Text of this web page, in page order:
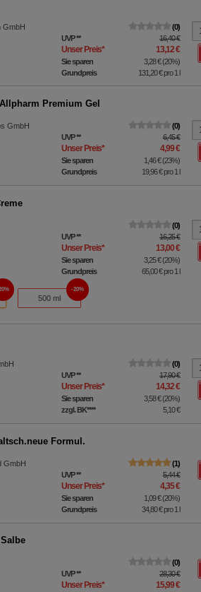
GmbH
0
UVP** 16,40 €
Unser Preis* 13,12 €
Sie sparen 3,28 €(20%)
Grundpreis
131,20 €pro 1 l
Premium Gel
GmbH
0
UVP** 6,45 €
Unser Preis* 4,99 €
Sie sparen 1,46 €(23%)
Grundpreis
19,96 €pro 1 l
0
UVP** 16,25 €
Unser Preis* 13,00 €
Sie sparen 3,25 €(20%)
Grundpreis
65,00 €pro 1 l
500 ml
20%
0
UVP** 17,90 €
Unser Preis* 14,32 €
Sie sparen 3,58 €(20%)
zzgl. BK**** 5,10 €
Formul.
GmbH
1
UVP** 5,44 €
Unser Preis* 4,35 €
Sie sparen 1,09 €(20%)
Grundpreis
34,80 €pro 1 l
Salbe
0
UVP** 28,30 €
Unser Preis* 15,99 €